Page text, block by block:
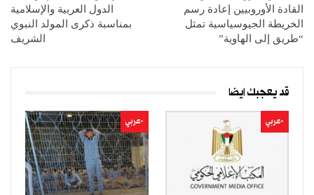
القادة الأوروبيين إعادة رسم
الخريطة الجيوسياسية تمثل
“طريق إلى الهاوية”
الدول العربية والإسلامية
بمناسبة ذكرى المولد النبوي
الشريف
قد يعجبك ايضا
-عربي -عربي